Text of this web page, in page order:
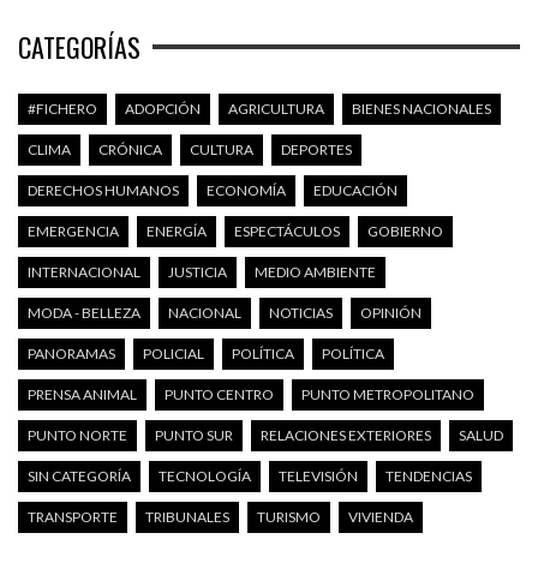
CATEGORÍAS
#FICHERO ADOPCIÓN AGRICULTURA BIENES NACIONALES
CLIMA CRÓNICA CULTURA DEPORTES
DERECHOS HUMANOS ECONOMÍA EDUCACIÓN
EMERGENCIA ENERGÍA ESPECTÁCULOS GOBIERNO
INTERNACIONAL JUSTICIA MEDIO AMBIENTE
MODA - BELLEZA NACIONAL NOTICIAS OPINIÓN
PANORAMAS POLICIAL POLÍTICA POLÍTICA
PRENSA ANIMAL PUNTO CENTRO PUNTO METROPOLITANO
PUNTO NORTE PUNTO SUR RELACIONES EXTERIORES SALUD
SIN CATEGORÍA TECNOLOGÍA TELEVISIÓN TENDENCIAS
TRANSPORTE TRIBUNALES TURISMO VIVIENDA